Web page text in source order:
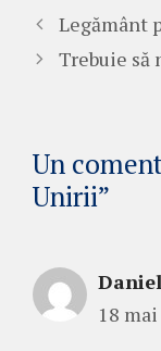
Legământ
Trebuie să
Un
Unirii”
18